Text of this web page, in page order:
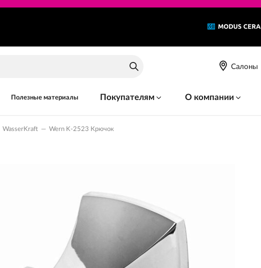
Салоны
Полезные материалы Покупателям О компании
WasserKraft — Wern K-2523 Крючок